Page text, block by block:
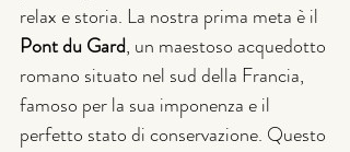
relax e storia. La nostra prima meta è il
Pont du Gard, un maestoso acquedotto
romano situato nel sud della Francia,
famoso per la sua imponenza e il
perfetto stato di conservazione. Questo